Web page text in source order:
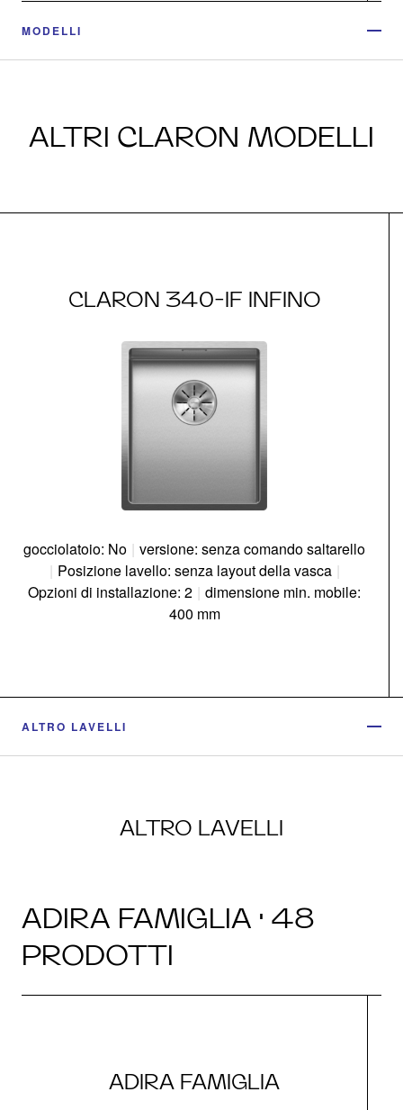
MODELLI
ALTRI CLARON MODELLI
CLARON 340-IF INFINO
gocciolatoio: No | versione: senza comando saltarello
| Posizione lavello: senza layout della vasca |
Opzioni di installazione: 2 | dimensione min. mobile:
400 mm
ALTRO LAVELLI
ALTRO LAVELLI
ADIRA FAMIGLIA · 48
PRODOTTI
ADIRA FAMIGLIA